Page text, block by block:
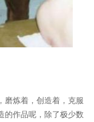
磨炼着，创造着，克服
的作品呢，除了极少数